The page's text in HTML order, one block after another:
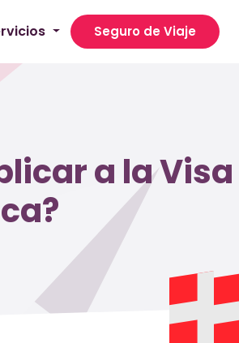
Seguro de Viaje
a la Visa